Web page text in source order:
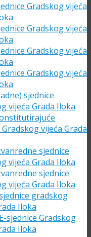
Gradskog vijeća
Gradskog vijeća
Gradskog vijeća
Gradskog vijeća
sjednice
vijeća Grada Iloka
vijeća Grada
sjednice
vijeća Grada Iloka
sjednice
vijeća Grada Iloka
gradskog
Iloka
sjednice Gradskog
Iloka